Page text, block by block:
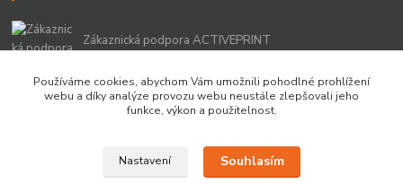
Zákaznická podpora ACTIVEPRINT
info@activeprint.cz
Používáme cookies, abychom Vám umožnili pohodlné prohlížení
webu a díky analýze provozu webu neustále zlepšovali jeho
funkce, výkon a použitelnost.
Nastavení Souhlasím